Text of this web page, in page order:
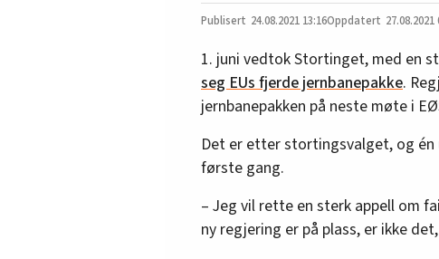
24.08.2021 13:16 27.08.2021
1. juni vedtok Stortinget, med en
seg EUs fjerde jernbanepakke.
jernbanepakken på neste møte i
Det er etter stortingsvalget, og
første gang.
– Jeg vil rette en sterk appell om
ny regjering er på plass, er ikke